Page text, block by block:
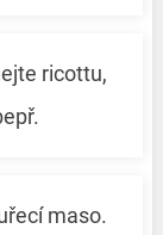
ricottu,
maso.